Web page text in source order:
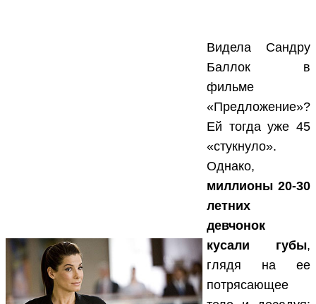
Видела Сандру
Баллок в
фильме
«Предложение»?
Ей тогда уже 45
«стукнуло».
Однако,
миллионы 20-30
летних
девчонок
кусали губы,
глядя на ее
потрясающее